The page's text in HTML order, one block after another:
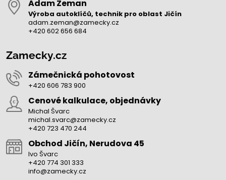
Adam Zeman
Výroba autoklíčů, technik pro oblast Jičín
adam.zeman@zamecky.cz
+420 602 656 684
Zamecky.cz
Zámečnická pohotovost
+420 606 783 900
Cenové kalkulace, objednávky
Michal Švarc
michal.svarc@zamecky.cz
+420 723 470 244
Obchod Jičín, Nerudova 45
Ivo Švarc
+420 774 301 333
info@zamecky.cz